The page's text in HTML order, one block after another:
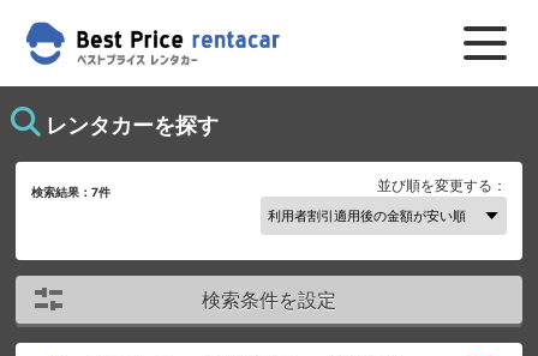
レンタカーを探す
検索結果：7件 並び順を変更する：
検索条件を設定